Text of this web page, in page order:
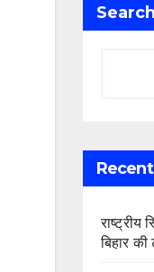
Search
राष्ट्रीय
बिहार